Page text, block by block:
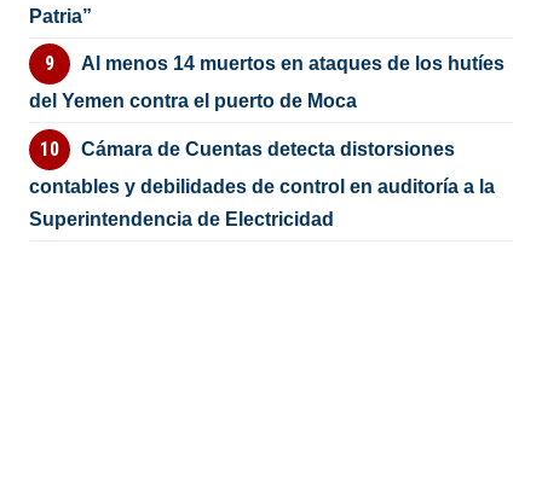
Patria”
Al menos 14 muertos en ataques de los hutíes
del Yemen contra el puerto de Moca
Cámara de Cuentas detecta distorsiones
contables y debilidades de control en auditoría a la
Superintendencia de Electricidad